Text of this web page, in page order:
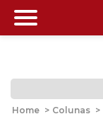
Home > Colunas >